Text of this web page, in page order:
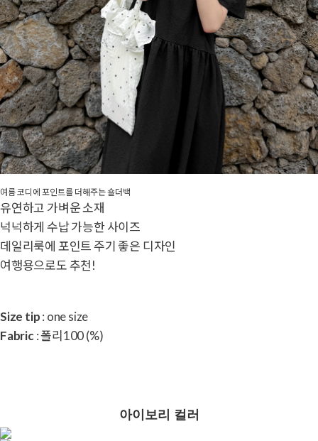
여름 코디에 포인트를 더해주는 숄더백
유연하고 가벼운 소재
넉넉하게 수납 가능한 사이즈
데일리룩에 포인트 주기 좋은 디자인
여행용으로도 추천!
Size tip: one size
Fabric: 폴리100 (%)
아이보리 컬러